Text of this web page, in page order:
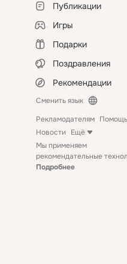
Публикации
Игры
Подарки
Поздравления
Рекомендации
Сменить язык
Рекламодателям Помощь
Новости Ещё
Мы применяем
рекомендательные
Подробнее